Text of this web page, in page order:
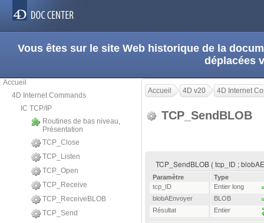
Vous êtes sur le site Web historique de la
déplacées
Accueil
4D Internet Commands
IC TCP/IP
Routines de bas niveau,
Présentation
TCP_Close
TCP_Listen
TCP_Open
TCP_Receive
TCP_ReceiveBLOB
TCP_Send
Accueil 4D v20 4D Internet
TCP_SendBLOB
TCP_SendBLOB ( tcp_ID ;
Paramètre
Type
tcp_ID
Entier long
blobAEnvoyer
BLOB
Résultat
Entier